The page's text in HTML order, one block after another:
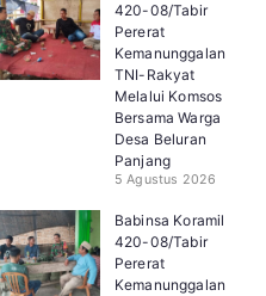
420-08/Tabir
Pererat
Kemanunggalan
TNI-Rakyat
Melalui Komsos
Bersama Warga
Desa Beluran
Panjang
5 Agustus 2026
Babinsa Koramil
420-08/Tabir
Pererat
Kemanunggalan